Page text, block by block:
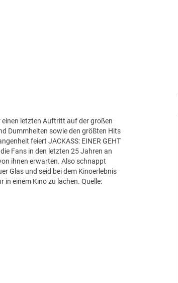
letzten Auftritt auf der großen
Dummheiten sowie den größten Hits
feiert JACKASS: EINER GEHT
Fans in den letzten 25 Jahren an
ihnen erwarten. Also schnappt
Glas und seid bei dem Kinoerlebnis
in einem Kino zu lachen. Quelle: